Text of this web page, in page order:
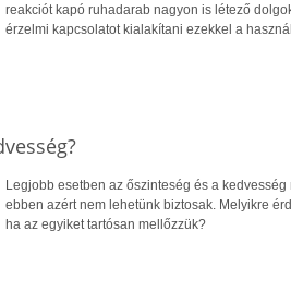
reakciót kapó ruhadarab nagyon is létező
érzelmi kapcsolatot kialakítani ezekkel a
Legjobb esetben az őszinteség és a
ebben azért nem lehetünk biztosak. Melyikre
ha az egyiket tartósan mellőzzük?